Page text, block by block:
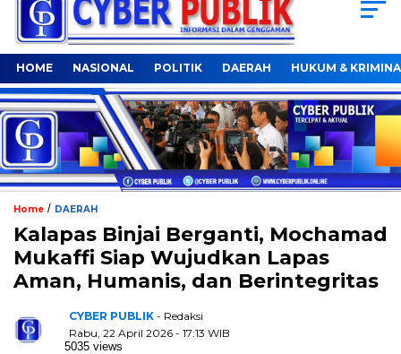
HOME NASIONAL POLITIK DAERAH HUKUM &
Home / DAERAH
Kalapas Binjai Berganti, Mochamad
Mukaffi Siap Wujudkan Lapas
Aman, Humanis, dan Berintegritas
CYBER PUBLIK - Redaksi
Rabu, 22 April 2026 - 17:13 WIB
5035 views